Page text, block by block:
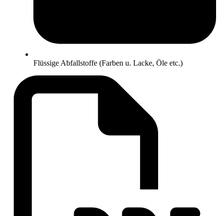
Flüssige Abfallstoffe (Farben u. Lacke, Öle etc.)